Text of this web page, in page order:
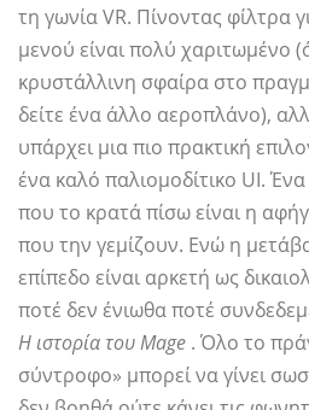
τη γωνία VR. Πίνοντας φίλτρα
μενού είναι πολύ χαριτωμένο
κρυστάλλινη σφαίρα στο
δείτε ένα άλλο αεροπλάνο),
υπάρχει μια πιο πρακτική
ένα καλό παλιομοδίτικο UI.
που το κρατά πίσω είναι η
που την γεμίζουν. Ενώ η
επίπεδο είναι αρκετή ως
ποτέ δεν ένιωθα ποτέ
Η ιστορία του Mage . Όλο το
σύντροφο» μπορεί να γίνει